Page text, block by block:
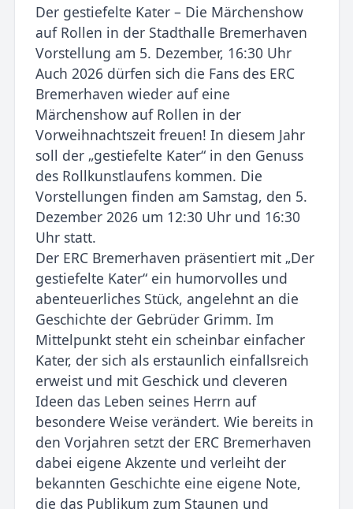
Der gestiefelte Kater – Die Märchenshow
auf Rollen in der Stadthalle Bremerhaven
Vorstellung am 5. Dezember, 16:30 Uhr
Auch 2026 dürfen sich die Fans des ERC
Bremerhaven wieder auf eine
Märchenshow auf Rollen in der
Vorweihnachtszeit freuen! In diesem Jahr
soll der „gestiefelte Kater“ in den Genuss
des Rollkunstlaufens kommen. Die
Vorstellungen finden am Samstag, den 5.
Dezember 2026 um 12:30 Uhr und 16:30
Uhr statt.
Der ERC Bremerhaven präsentiert mit „Der
gestiefelte Kater“ ein humorvolles und
abenteuerliches Stück, angelehnt an die
Geschichte der Gebrüder Grimm. Im
Mittelpunkt steht ein scheinbar einfacher
Kater, der sich als erstaunlich einfallsreich
erweist und mit Geschick und cleveren
Ideen das Leben seines Herrn auf
besondere Weise verändert. Wie bereits in
den Vorjahren setzt der ERC Bremerhaven
dabei eigene Akzente und verleiht der
bekannten Geschichte eine eigene Note,
die das Publikum zum Staunen und